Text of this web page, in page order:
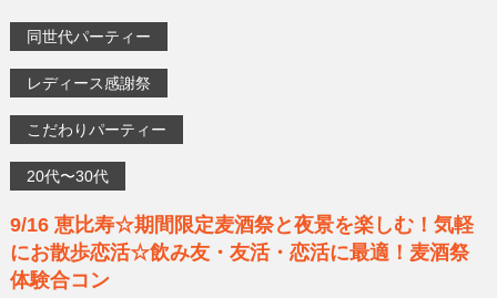
同世代パーティー
レディース感謝祭
こだわりパーティー
20代〜30代
9/16 恵比寿☆期間限定麦酒祭と夜景を楽しむ！気軽
にお散歩恋活☆飲み友・友活・恋活に最適！麦酒祭
体験合コン